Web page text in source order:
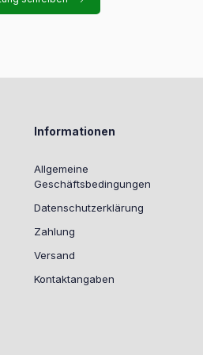
Informationen
Allgemeine
Geschäftsbedingungen
Datenschutzerklärung
Zahlung
Versand
Kontaktangaben